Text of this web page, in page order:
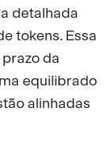
detalhada
tokens. Essa
da
equilibrado
alinhadas